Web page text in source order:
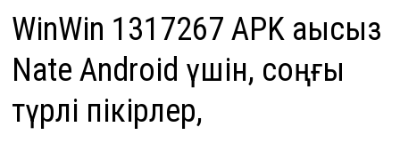
WinWin 1317267 APK ақысыз
Nate Android үшін, соңғы
түрлі пікірлер,